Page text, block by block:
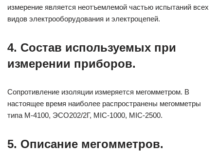
измерение является неотъемлемой частью испытаний всех
видов электрооборудования и электроцепей.
4. Состав используемых при
измерении приборов.
Сопротивление изоляции измеряется мегомметром. В
настоящее время наиболее распространены мегомметры
типа М-4100, ЭСО202/2Г, MIC-1000, MIC-2500.
5. Описание мегомметров.